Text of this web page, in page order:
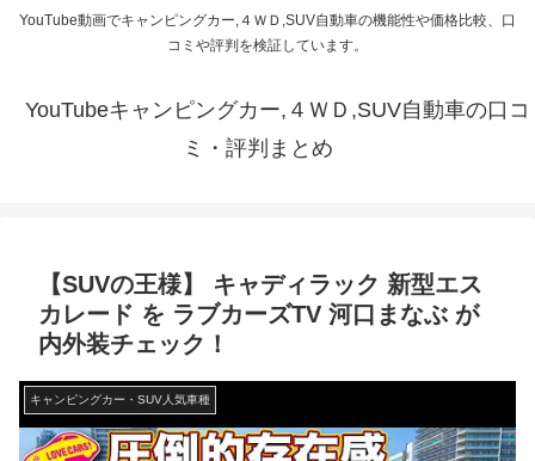
YouTube動画でキャンピングカー,４ＷＤ,SUV自動車の機能性や価格比較、口
コミや評判を検証しています。
YouTubeキャンピングカー,４ＷＤ,SUV自動車の口コ
ミ・評判まとめ
【SUVの王様】 キャディラック 新型エス
カレード を ラブカーズTV 河口まなぶ が
内外装チェック！
キャンピングカー・SUV人気車種